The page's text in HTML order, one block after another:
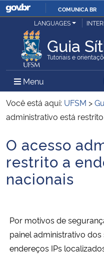
COMUNICA BR
Ministério da Justiça e Segurança
Ministério da Defesa
Ministério das Relações Exteriores
Ministério da Infraestrutura
Ministério da Agricultura, Pecuária
Ministério da Cidadania
LANGUAGES
Guia
Tutoriais e
Menu Menu
Você está aqui: UFSM >
administrativo está
Início do conteúdo
O acesso
restrito a
nacionais
Por motivos de
painel administrativo dos
endereços IPs